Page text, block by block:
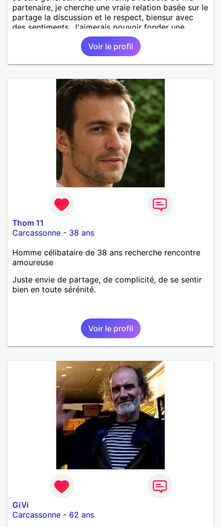
partenaire, je cherche une vraie relation basée sur le
partage la discussion et le respect, biensur avec
des sentiments. J'aimerais pouvoir fonder une
Voir le profil
Thom 11
Carcassonne - 38 ans
Homme célibataire de 38 ans recherche rencontre
amoureuse
Juste envie de partage, de complicité, de se sentir
bien en toute sérénité.
Voir le profil
GiVi
Carcassonne - 62 ans